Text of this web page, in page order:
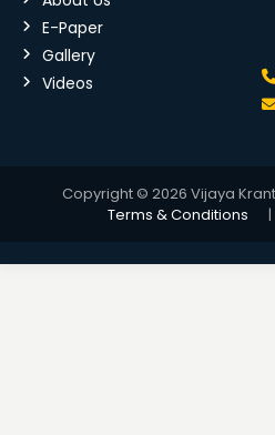
E-Paper
Gallery
Videos
Copyright © 2026 Vijaya
Terms & Conditions
|